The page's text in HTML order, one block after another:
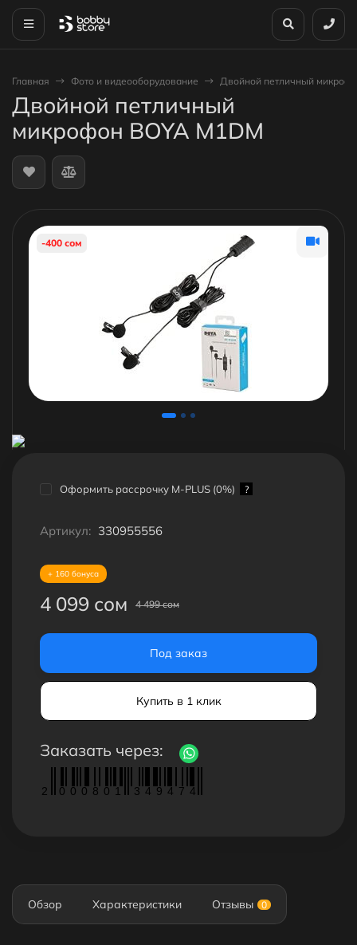
Главная Фото и видеооборудование Двойной петличный
Двойной петличный
микрофон BOYA M1DM
-400 сом
Оформить рассрочку M-PLUS (0%) ?
Артикул: 330955556
+ 160 бонуса
4 099 сом 4 499 сом
Под заказ
Купить в 1 клик
Заказать через:
2 0 0 0 8 0 1 3 4 9 4 7 4
Обзор Характеристики Отзывы 0